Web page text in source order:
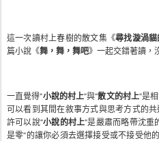
這一次讀村上春樹的散文集《尋找漩渦
篇小說《舞，舞，舞吧》一起交錯著讀，
一直覺得“小說的村上“與“散文的村上“是
可以看到其間在敘事方式與思考方式的
許可以說“小說的村上“是嚴肅而略帶沈重
是零“的讓你必須去選擇接受或不接受他